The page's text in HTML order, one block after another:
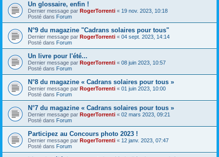
Un glossaire, enfin !
Dernier message par RogerTorrenti « 19 nov. 2023, 10:18
Posté dans Forum
N°9 du magazine "Cadrans solaires pour tous"
Dernier message par RogerTorrenti « 04 sept. 2023, 14:14
Posté dans Forum
Un livre pour l'été...
Dernier message par RogerTorrenti « 08 juin 2023, 10:57
Posté dans Forum
N°8 du magazine « Cadrans solaires pour tous »
Dernier message par RogerTorrenti « 01 juin 2023, 10:00
Posté dans Forum
N°7 du magazine « Cadrans solaires pour tous »
Dernier message par RogerTorrenti « 02 mars 2023, 09:21
Posté dans Forum
Participez au Concours photo 2023 !
Dernier message par RogerTorrenti « 12 janv. 2023, 07:47
Posté dans Forum